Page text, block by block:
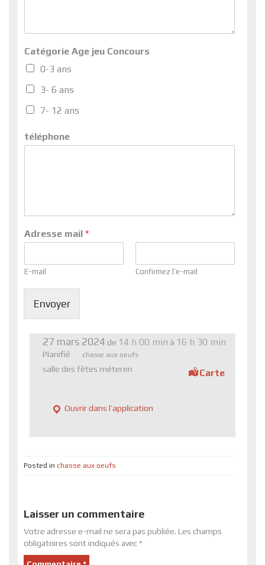
Catégorie Age jeu Concours
0-3 ans
3- 6 ans
7- 12 ans
téléphone
Adresse mail *
E-mail Confirmez l’e-mail
Envoyer
27 mars 2024 de 14 h 00 min à 16 h 30 min
Planifié chasse aux oeufs
salle des fêtes méteren Carte
Ouvrir dans l’application
Posted in chasse aux oeufs
Laisser un commentaire
Votre adresse e-mail ne sera pas publiée. Les champs
obligatoires sont indiqués avec*